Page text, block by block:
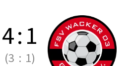
4:1
(3 : 1)